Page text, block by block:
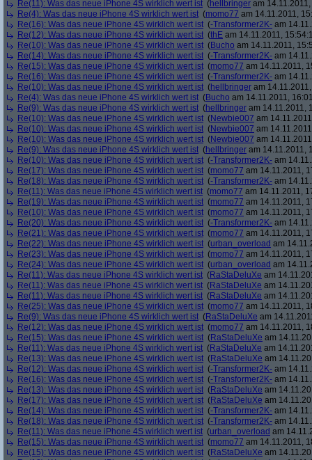
Re(11): Was das neue iPhone 4S wirklich wert ist (hellbringer am
Re(4): Was das neue iPhone 4S wirklich wert ist (momo77 am 14.11.2011,
Re(16): Was das neue iPhone 4S wirklich wert ist (-Transformer2K- am
Re(12): Was das neue iPhone 4S wirklich wert ist (thE am 14.11.2011,
Re(10): Was das neue iPhone 4S wirklich wert ist (Bucho am 14.11.2011,
Re(14): Was das neue iPhone 4S wirklich wert ist (-Transformer2K- am
Re(15): Was das neue iPhone 4S wirklich wert ist (momo77 am 14.11.2011,
Re(16): Was das neue iPhone 4S wirklich wert ist (-Transformer2K- am
Re(10): Was das neue iPhone 4S wirklich wert ist (hellbringer am
Re(4): Was das neue iPhone 4S wirklich wert ist (Bucho am 14.11.2011,
Re(9): Was das neue iPhone 4S wirklich wert ist (hellbringer am 14.11.2011,
Re(10): Was das neue iPhone 4S wirklich wert ist (Newbie007 am
Re(10): Was das neue iPhone 4S wirklich wert ist (Newbie007 am
Re(10): Was das neue iPhone 4S wirklich wert ist (Newbie007 am
Re(9): Was das neue iPhone 4S wirklich wert ist (hellbringer am 14.11.2011,
Re(10): Was das neue iPhone 4S wirklich wert ist (-Transformer2K- am
Re(17): Was das neue iPhone 4S wirklich wert ist (momo77 am 14.11.2011,
Re(18): Was das neue iPhone 4S wirklich wert ist (-Transformer2K- am
Re(11): Was das neue iPhone 4S wirklich wert ist (momo77 am 14.11.2011,
Re(19): Was das neue iPhone 4S wirklich wert ist (momo77 am 14.11.2011,
Re(10): Was das neue iPhone 4S wirklich wert ist (momo77 am 14.11.2011,
Re(20): Was das neue iPhone 4S wirklich wert ist (-Transformer2K- am
Re(21): Was das neue iPhone 4S wirklich wert ist (momo77 am 14.11.2011,
Re(22): Was das neue iPhone 4S wirklich wert ist (urban_overload am
Re(23): Was das neue iPhone 4S wirklich wert ist (momo77 am 14.11.2011,
Re(24): Was das neue iPhone 4S wirklich wert ist (urban_overload am
Re(11): Was das neue iPhone 4S wirklich wert ist (RaStaDeluXe am
Re(11): Was das neue iPhone 4S wirklich wert ist (RaStaDeluXe am
Re(11): Was das neue iPhone 4S wirklich wert ist (RaStaDeluXe am
Re(25): Was das neue iPhone 4S wirklich wert ist (momo77 am 14.11.2011,
Re(9): Was das neue iPhone 4S wirklich wert ist (RaStaDeluXe am
Re(12): Was das neue iPhone 4S wirklich wert ist (momo77 am 14.11.2011,
Re(15): Was das neue iPhone 4S wirklich wert ist (RaStaDeluXe am
Re(11): Was das neue iPhone 4S wirklich wert ist (RaStaDeluXe am
Re(13): Was das neue iPhone 4S wirklich wert ist (RaStaDeluXe am
Re(12): Was das neue iPhone 4S wirklich wert ist (-Transformer2K- am
Re(16): Was das neue iPhone 4S wirklich wert ist (-Transformer2K- am
Re(13): Was das neue iPhone 4S wirklich wert ist (RaStaDeluXe am
Re(17): Was das neue iPhone 4S wirklich wert ist (RaStaDeluXe am
Re(14): Was das neue iPhone 4S wirklich wert ist (-Transformer2K- am
Re(18): Was das neue iPhone 4S wirklich wert ist (-Transformer2K- am
Re(11): Was das neue iPhone 4S wirklich wert ist (urban_overload am
Re(15): Was das neue iPhone 4S wirklich wert ist (momo77 am 14.11.2011,
Re(15): Was das neue iPhone 4S wirklich wert ist (RaStaDeluXe am